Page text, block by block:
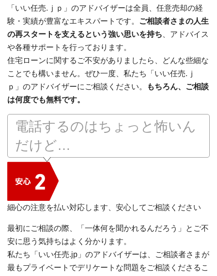
「いい任売.ｊｐ」のアドバイザーは全員、任意売却の経
験・実績が豊富なエキスパートです。
ご相談者さまの人生
の再スタートを支えるという強い思いを持ち 、アドバイス
や各種サポートを行っております。
住宅ローンに関するご不安がありましたら、どんな些細な
ことでも構いません。ぜひ一度、私たち「いい任売.ｊ
ｐ」のアドバイザーにご相談ください。
もちろん、ご相談
は何度でも無料です。
電話するのはちょっと怖いん
だけど…
細心の注意を払い対応します、安心してご相談ください
最初にご相談の際、「一体何を聞かれるんだろう」とご不
安に思う気持ちはよく分かります。
私たち「いい任売.jp」のアドバイザーは、ご相談者さまが
最もプライベートでデリケートな問題をご相談くださるこ